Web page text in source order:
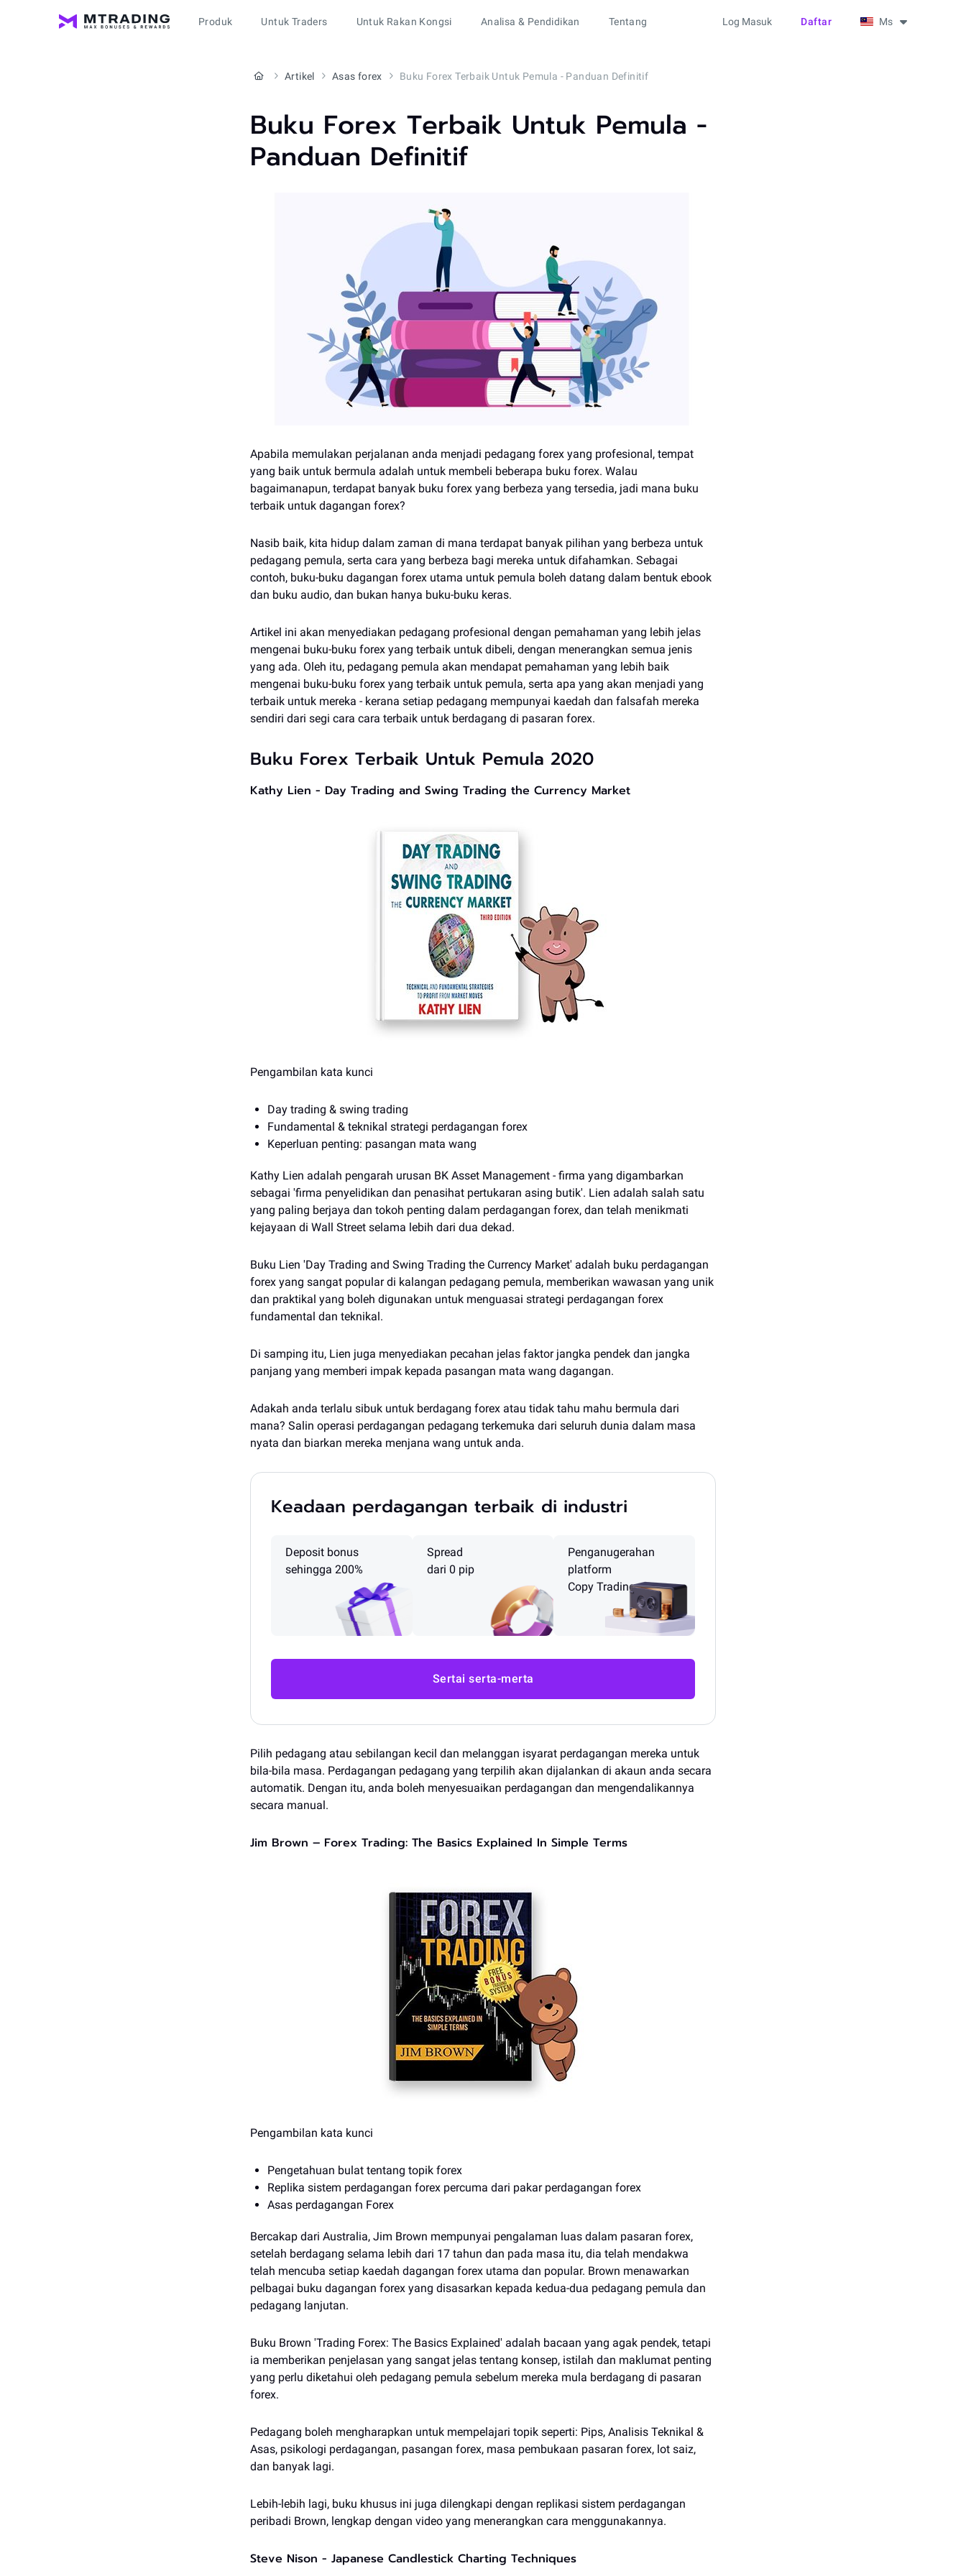
Produk Untuk Traders Untuk Rakan Kongsi Analisa & Pendidikan Tentang Log Masuk Daftar Ms
Artikel Asas forex Buku Forex Terbaik Untuk Pemula - Panduan Definitif
Buku Forex Terbaik Untuk Pemula -
Panduan Definitif
Apabila memulakan perjalanan anda menjadi pedagang forex yang profesional, tempat
yang baik untuk bermula adalah untuk membeli beberapa buku forex. Walau
bagaimanapun, terdapat banyak buku forex yang berbeza yang tersedia, jadi mana buku
terbaik untuk dagangan forex?
Nasib baik, kita hidup dalam zaman di mana terdapat banyak pilihan yang berbeza untuk
pedagang pemula, serta cara yang berbeza bagi mereka untuk difahamkan. Sebagai
contoh, buku-buku dagangan forex utama untuk pemula boleh datang dalam bentuk ebook
dan buku audio, dan bukan hanya buku-buku keras.
Artikel ini akan menyediakan pedagang profesional dengan pemahaman yang lebih jelas
mengenai buku-buku forex yang terbaik untuk dibeli, dengan menerangkan semua jenis
yang ada. Oleh itu, pedagang pemula akan mendapat pemahaman yang lebih baik
mengenai buku-buku forex yang terbaik untuk pemula, serta apa yang akan menjadi yang
terbaik untuk mereka - kerana setiap pedagang mempunyai kaedah dan falsafah mereka
sendiri dari segi cara cara terbaik untuk berdagang di pasaran forex.
Buku Forex Terbaik Untuk Pemula 2020
Kathy Lien - Day Trading and Swing Trading the Currency Market
Pengambilan kata kunci
Day trading & swing trading
Fundamental & teknikal strategi perdagangan forex
Keperluan penting: pasangan mata wang
Kathy Lien adalah pengarah urusan BK Asset Management - firma yang digambarkan
sebagai 'firma penyelidikan dan penasihat pertukaran asing butik'. Lien adalah salah satu
yang paling berjaya dan tokoh penting dalam perdagangan forex, dan telah menikmati
kejayaan di Wall Street selama lebih dari dua dekad.
Buku Lien 'Day Trading and Swing Trading the Currency Market' adalah buku perdagangan
forex yang sangat popular di kalangan pedagang pemula, memberikan wawasan yang unik
dan praktikal yang boleh digunakan untuk menguasai strategi perdagangan forex
fundamental dan teknikal.
Di samping itu, Lien juga menyediakan pecahan jelas faktor jangka pendek dan jangka
panjang yang memberi impak kepada pasangan mata wang dagangan.
Adakah anda terlalu sibuk untuk berdagang forex atau tidak tahu mahu bermula dari
mana? Salin operasi perdagangan pedagang terkemuka dari seluruh dunia dalam masa
nyata dan biarkan mereka menjana wang untuk anda.
Keadaan perdagangan terbaik di industri
Deposit bonus
sehingga 200%
Spread
dari 0 pip
Penganugerahan
platform
Copy Trading
Sertai serta-merta
Pilih pedagang atau sebilangan kecil dan melanggan isyarat perdagangan mereka untuk
bila-bila masa. Perdagangan pedagang yang terpilih akan dijalankan di akaun anda secara
automatik. Dengan itu, anda boleh menyesuaikan perdagangan dan mengendalikannya
secara manual.
Jim Brown – Forex Trading: The Basics Explained In Simple Terms
Pengambilan kata kunci
Pengetahuan bulat tentang topik forex
Replika sistem perdagangan forex percuma dari pakar perdagangan forex
Asas perdagangan Forex
Bercakap dari Australia, Jim Brown mempunyai pengalaman luas dalam pasaran forex,
setelah berdagang selama lebih dari 17 tahun dan pada masa itu, dia telah mendakwa
telah mencuba setiap kaedah dagangan forex utama dan popular. Brown menawarkan
pelbagai buku dagangan forex yang disasarkan kepada kedua-dua pedagang pemula dan
pedagang lanjutan.
Buku Brown 'Trading Forex: The Basics Explained' adalah bacaan yang agak pendek, tetapi
ia memberikan penjelasan yang sangat jelas tentang konsep, istilah dan maklumat penting
yang perlu diketahui oleh pedagang pemula sebelum mereka mula berdagang di pasaran
forex.
Pedagang boleh mengharapkan untuk mempelajari topik seperti: Pips, Analisis Teknikal &
Asas, psikologi perdagangan, pasangan forex, masa pembukaan pasaran forex, lot saiz,
dan banyak lagi.
Lebih-lebih lagi, buku khusus ini juga dilengkapi dengan replikasi sistem perdagangan
peribadi Brown, lengkap dengan video yang menerangkan cara menggunakannya.
Steve Nison - Japanese Candlestick Charting Techniques